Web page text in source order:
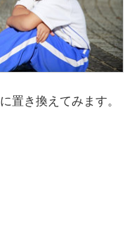
置き換えてみます。